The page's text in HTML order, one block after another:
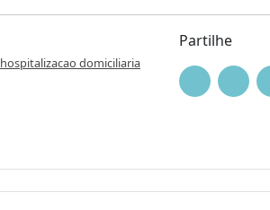
hospitalizacao domiciliaria
Partilhe